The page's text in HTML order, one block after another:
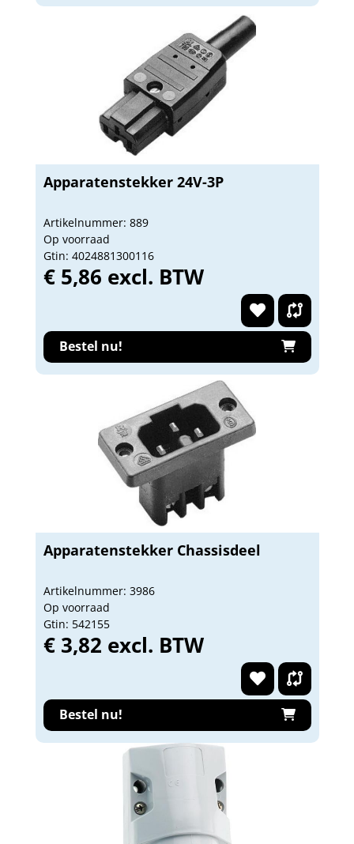
Apparatenstekker 24V-3P
Artikelnummer: 889
Op voorraad
Gtin: 4024881300116
€ 5,86 excl. BTW
Bestel nu!
Apparatenstekker Chassisdeel
Artikelnummer: 3986
Op voorraad
Gtin: 542155
€ 3,82 excl. BTW
Bestel nu!